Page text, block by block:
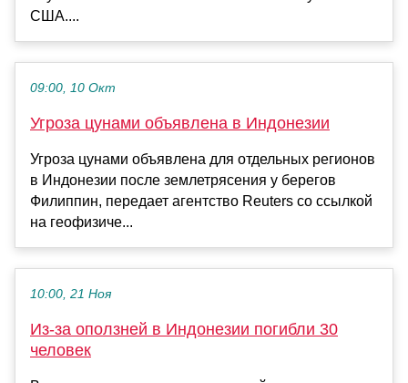
США....
09:00, 10 Окт
Угроза цунами объявлена в Индонезии
Угроза цунами объявлена для отдельных регионов
в Индонезии после землетрясения у берегов
Филиппин, передает агентство Reuters со ссылкой
на геофизиче...
10:00, 21 Ноя
Из-за оползней в Индонезии погибли 30
человек